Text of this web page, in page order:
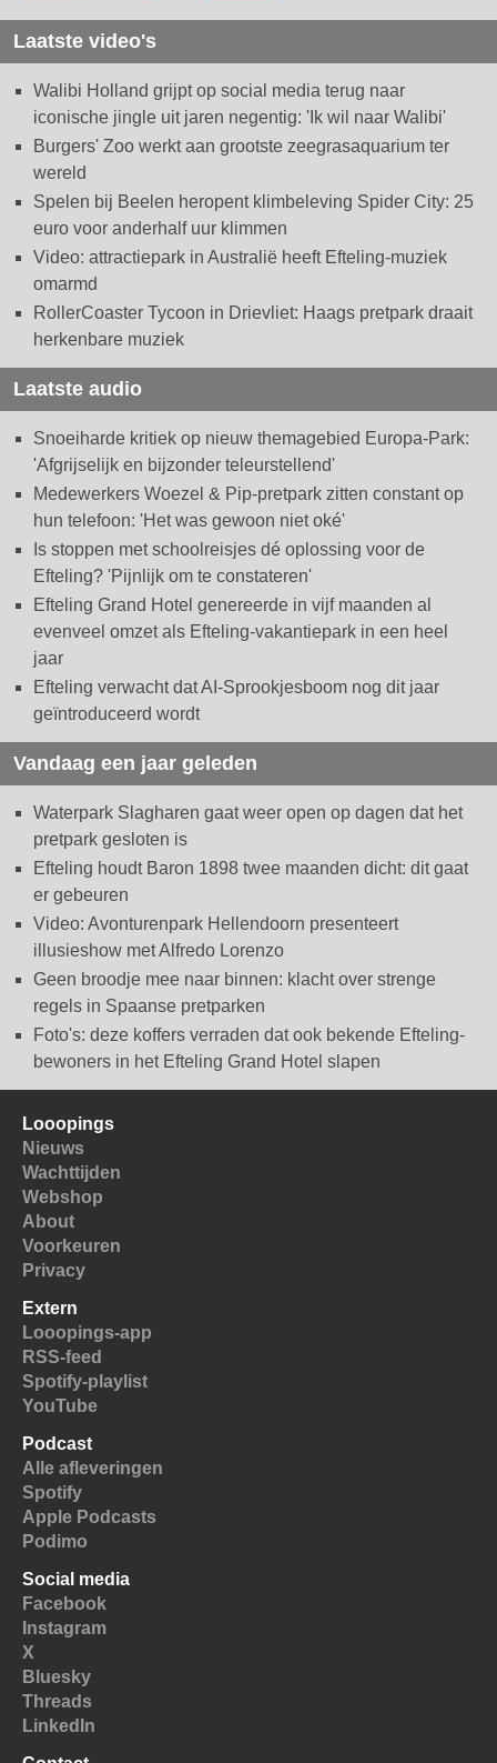
Laatste video's
Walibi Holland grijpt op social media terug naar
iconische jingle uit jaren negentig: 'Ik wil naar Walibi'
Burgers' Zoo werkt aan grootste zeegrasaquarium ter
wereld
Spelen bij Beelen heropent klimbeleving Spider City: 25
euro voor anderhalf uur klimmen
Video: attractiepark in Australië heeft Efteling-muziek
omarmd
RollerCoaster Tycoon in Drievliet: Haags pretpark draait
herkenbare muziek
Laatste audio
Snoeiharde kritiek op nieuw themagebied Europa-Park:
'Afgrijselijk en bijzonder teleurstellend'
Medewerkers Woezel & Pip-pretpark zitten constant op
hun telefoon: 'Het was gewoon niet oké'
Is stoppen met schoolreisjes dé oplossing voor de
Efteling? 'Pijnlijk om te constateren'
Efteling Grand Hotel genereerde in vijf maanden al
evenveel omzet als Efteling-vakantiepark in een heel
jaar
Efteling verwacht dat AI-Sprookjesboom nog dit jaar
geïntroduceerd wordt
Vandaag een jaar geleden
Waterpark Slagharen gaat weer open op dagen dat het
pretpark gesloten is
Efteling houdt Baron 1898 twee maanden dicht: dit gaat
er gebeuren
Video: Avonturenpark Hellendoorn presenteert
illusieshow met Alfredo Lorenzo
Geen broodje mee naar binnen: klacht over strenge
regels in Spaanse pretparken
Foto's: deze koffers verraden dat ook bekende Efteling-
bewoners in het Efteling Grand Hotel slapen
Looopings
Nieuws
Wachttijden
Webshop
About
Voorkeuren
Privacy
Extern
Looopings-app
RSS-feed
Spotify-playlist
YouTube
Podcast
Alle afleveringen
Spotify
Apple Podcasts
Podimo
Social media
Facebook
Instagram
X
Bluesky
Threads
LinkedIn